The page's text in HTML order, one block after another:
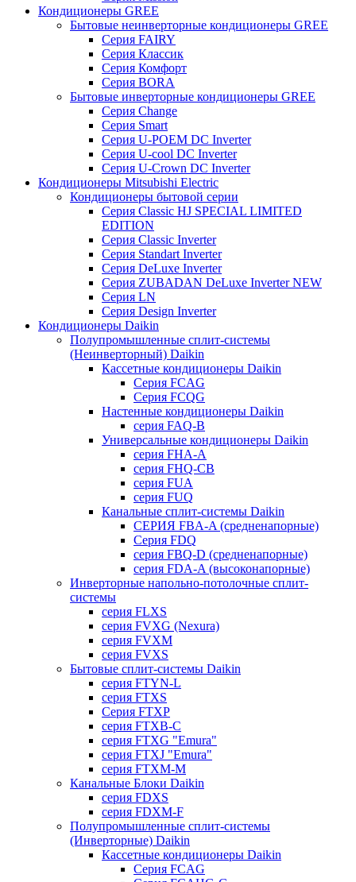
Кондиционеры GREE
Бытовые неинверторные кондиционеры GREE
Серия FAIRY
Серия Классик
Серия Комфорт
Серия BORA
Бытовые инверторные кондиционеры GREE
Серия Change
Серия Smart
Серия U-POEM DC Inverter
Серия U-cool DC Inverter
Серия U-Crown DC Inverter
Кондиционеры Mitsubishi Electric
Кондиционеры бытовой серии
Серия Classic HJ SPECIAL LIMITED
EDITION
Серия Classic Inverter
Серия Standart Inverter
Серия DeLuxe Inverter
Серия ZUBADAN DeLuxe Inverter NEW
Серия LN
Серия Design Inverter
Кондиционеры Daikin
Полупромышленные сплит-системы
(Неинверторный) Daikin
Кассетные кондиционеры Daikin
Серия FCAG
Серия FCQG
Настенные кондиционеры Daikin
серия FAQ-B
Универсальные кондиционеры Daikin
серия FHA-A
серия FHQ-CB
серия FUA
серия FUQ
Канальные сплит-системы Daikin
СЕРИЯ FBA-A (средненапорные)
Серия FDQ
серия FBQ-D (средненапорные)
серия FDA-A (высоконапорные)
Инверторные напольно-потолочные сплит-
системы
серия FLXS
серия FVXG (Nexura)
серия FVXM
серия FVXS
Бытовые сплит-системы Daikin
серия FTYN-L
серия FTXS
Серия FTXP
серия FTXB-C
серия FTXG "Emura"
серия FTXJ "Emura"
серия FTXM-M
Канальные Блоки Daikin
серия FDXS
серия FDXM-F
Полупромышленные сплит-системы
(Инверторные) Daikin
Кассетные кондиционеры Daikin
Серия FCAG